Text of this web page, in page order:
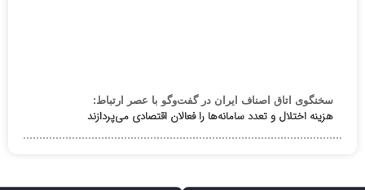
سخنگوی اتاق اصناف ایران در گفت‌وگو با عصر ارتباط:
هزینه اختلال و تعدد سامانه‌ها را فعالان اقتصادی می‌پردازند